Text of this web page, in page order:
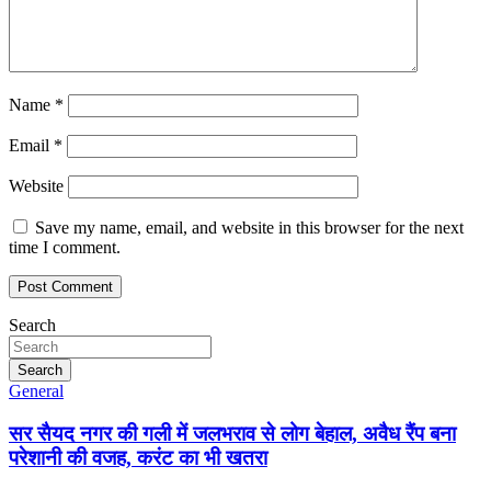
Name *
Email *
Website
Save my name, email, and website in this browser for the next
time I comment.
Search
Search
General
सर सैयद नगर की गली में जलभराव से लोग बेहाल, अवैध रैंप बना
परेशानी की वजह, करंट का भी खतरा